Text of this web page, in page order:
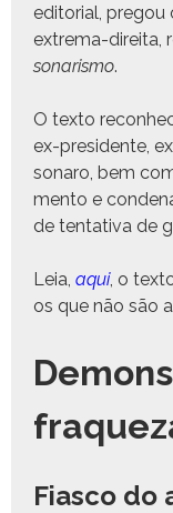
edi­to­r­i­al,
extrema-dire­i­ta,
sonar­is­mo.
O tex­to
ex-pres­i­dente,
sonaro, bem
men­to e
de ten­ta­ti­va de
Leia, aqui, o
os que não são
Fiasco do